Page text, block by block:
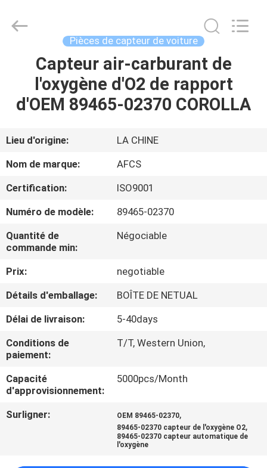
ACCUEIL
PRODUITS
VIDÉOS
PROPOS
DE
NOUS
VISITE
DE
L'USINE
CONTRÔLE
DE
QUALITÉ
SPARE
PARTS
Pièces de capteur de voiture
Capteur air-carburant de
l'oxygène d'O2 de rapport
d'OEM 89465-02370 COROLLA
Lieu d'origine:
LA CHINE
Nom de marque:
AFCS
Certification:
ISO9001
Numéro de modèle:
89465-02370
Quantité de
commande min:
Négociable
Prix:
negotiable
Détails d'emballage:
BOÎTE DE NETUAL
Délai de livraison:
5-40days
Conditions de
paiement:
T/T, Western Union,
Capacité
d'approvisionnement:
5000pcs/Month
Surligner: OEM 89465-02370,
89465-02370 capteur de l'oxygène O2,
89465-02370 capteur automatique de
l'oxygène